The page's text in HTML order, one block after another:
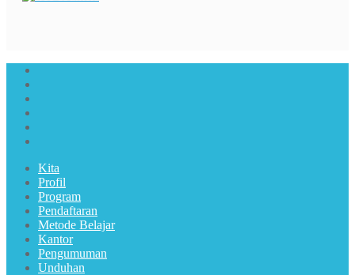
Kita
Profil
Program
Pendaftaran
Metode Belajar
Kantor
Pengumuman
Unduhan